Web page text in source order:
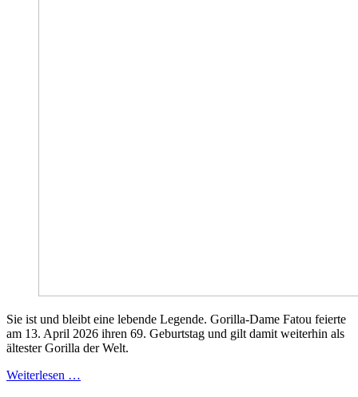
Sie ist und bleibt eine lebende Legende. Gorilla-Dame Fatou feierte
am 13. April 2026 ihren 69. Geburtstag und gilt damit weiterhin als
ältester Gorilla der Welt.
Weiterlesen …